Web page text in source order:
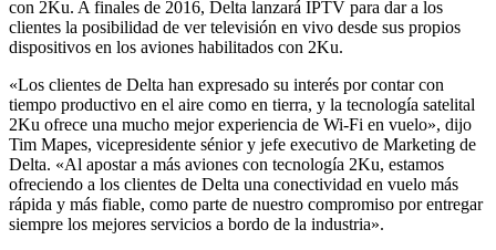
con 2Ku. A finales de 2016, Delta lanzará IPTV para dar a los
clientes la posibilidad de ver televisión en vivo desde sus propios
dispositivos en los aviones habilitados con 2Ku.
«Los clientes de Delta han expresado su interés por contar con
tiempo productivo en el aire como en tierra, y la tecnología satelital
2Ku ofrece una mucho mejor experiencia de Wi-Fi en vuelo», dijo
Tim Mapes, vicepresidente sénior y jefe executivo de Marketing de
Delta. «Al apostar a más aviones con tecnología 2Ku, estamos
ofreciendo a los clientes de Delta una conectividad en vuelo más
rápida y más fiable, como parte de nuestro compromiso por entregar
siempre los mejores servicios a bordo de la industria».